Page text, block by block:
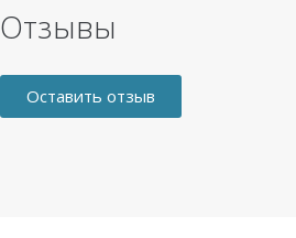
Отзывы
Оставить отзыв